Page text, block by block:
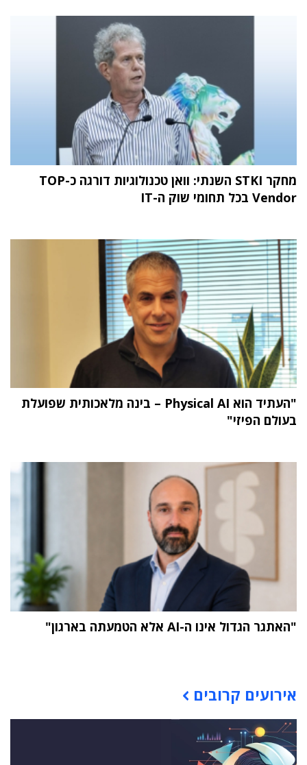
מחקר STKI השנתי: וואן טכנולוגיות דורגה כ-TOP
Vendor בכל תחומי שוק ה-IT
"העתיד הוא Physical AI – בינה מלאכותית שפועלת
בעולם הפיזי"
"האתגר הגדול אינו ה-AI אלא הטמעתה בארגון"
אירועים קרובים